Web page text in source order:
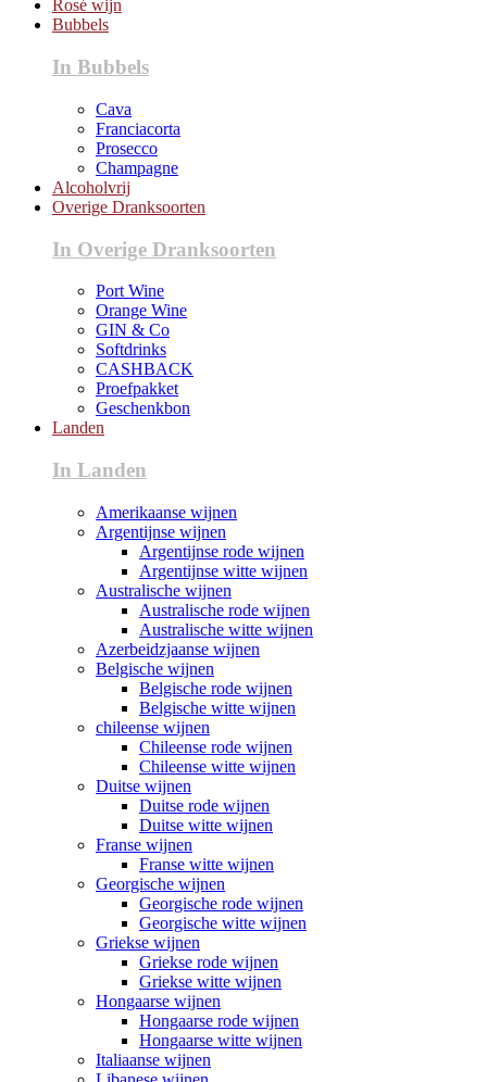
Rosé wijn
Bubbels
In Bubbels
Cava
Franciacorta
Prosecco
Champagne
Alcoholvrij
Overige Dranksoorten
In Overige Dranksoorten
Port Wine
Orange Wine
GIN & Co
Softdrinks
CASHBACK
Proefpakket
Geschenkbon
Landen
In Landen
Amerikaanse wijnen
Argentijnse wijnen
Argentijnse rode wijnen
Argentijnse witte wijnen
Australische wijnen
Australische rode wijnen
Australische witte wijnen
Azerbeidzjaanse wijnen
Belgische wijnen
Belgische rode wijnen
Belgische witte wijnen
chileense wijnen
Chileense rode wijnen
Chileense witte wijnen
Duitse wijnen
Duitse rode wijnen
Duitse witte wijnen
Franse wijnen
Franse witte wijnen
Georgische wijnen
Georgische rode wijnen
Georgische witte wijnen
Griekse wijnen
Griekse rode wijnen
Griekse witte wijnen
Hongaarse wijnen
Hongaarse rode wijnen
Hongaarse witte wijnen
Italiaanse wijnen